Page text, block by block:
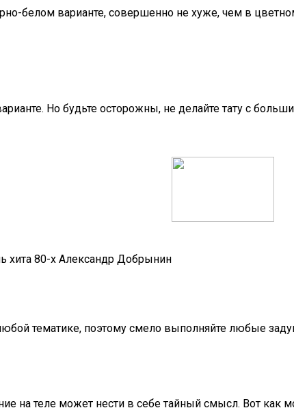
белом варианте, совершенно не хуже, чем в
Но будьте осторожны, не делайте тату с
хита 80-х Александр Добрынин
тематике, поэтому смело выполняйте любые
на теле может нести в себе тайный смысл. Вот